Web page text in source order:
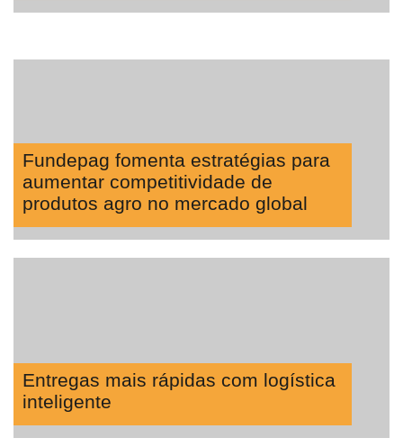
Fundepag fomenta estratégias para
aumentar competitividade de
produtos agro no mercado global
Entregas mais rápidas com logística
inteligente